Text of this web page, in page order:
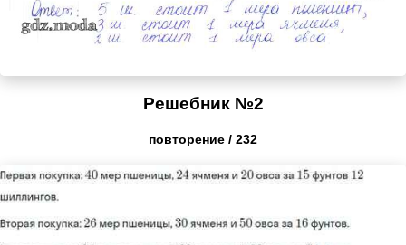
Решебник №2
повторение / 232